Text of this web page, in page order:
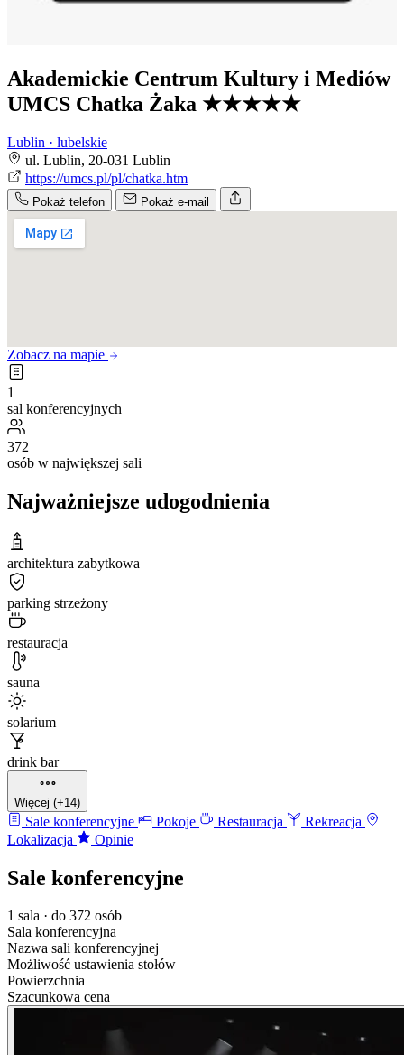
Akademickie Centrum Kultury i Mediów
UMCS Chatka Żaka ★★★★★
Lublin · lubelskie
ul. Lublin, 20-031 Lublin
https://umcs.pl/pl/chatka.htm
Pokaż telefon Pokaż e-mail
Zobacz na mapie
1
sal konferencyjnych
372
osób w największej sali
Najważniejsze udogodnienia
architektura zabytkowa
parking strzeżony
restauracja
sauna
solarium
drink bar
Więcej (+14)
Sale konferencyjne Pokoje Restauracja
Rekreacja
Lokalizacja
Opinie
Sale konferencyjne
1 sala · do 372 osób
Sala konferencyjna
Nazwa sali konferencyjnej
Możliwość ustawienia stołów
Powierzchnia
Szacunkowa cena